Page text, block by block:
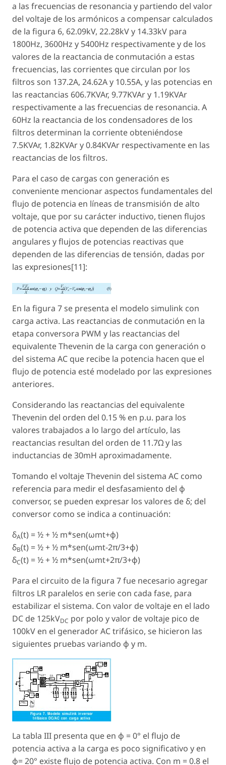
a las frecuencias de resonancia y partiendo del valor
del voltaje de los armónicos a compensar calculados
de la figura 6, 62.09kV, 22.28kV y 14.33kV para
1800Hz, 3600Hz y 5400Hz respectivamente y de los
valores de la reactancia de conmutación a estas
frecuencias, las corrientes que circulan por los
filtros son 137.2A, 24.62A y 10.55A, y las potencias en
las reactancias 606.7KVAr, 9.77KVAr y 1.19KVAr
respectivamente a las frecuencias de resonancia. A
60Hz la reactancia de los condensadores de los
filtros determinan la corriente obteniéndose
7.5KVAr, 1.82KVAr y 0.84KVAr respectivamente en las
reactancias de los filtros.
Para el caso de cargas con generación es
conveniente mencionar aspectos fundamentales del
flujo de potencia en líneas de transmisión de alto
voltaje, que por su carácter inductivo, tienen flujos
de potencia activa que dependen de las diferencias
angulares y flujos de potencias reactivas que
dependen de las diferencias de tensión, dadas por
las expresiones[11]:
En la figura 7 se presenta el modelo simulink con
carga activa. Las reactancias de conmutación en la
etapa conversora PWM y las reactancias del
equivalente Thevenin de la carga con generación o
del sistema AC que recibe la potencia hacen que el
flujo de potencia esté modelado por las expresiones
anteriores.
Considerando las reactancias del equivalente
Thevenin del orden del 0.15 % en p.u. para los
valores trabajados a lo largo del artículo, las
reactancias resultan del orden de 11.7Ω y las
inductancias de 30mH aproximadamente.
Tomando el voltaje Thevenin del sistema AC como
referencia para medir el desfasamiento del φ
conversor, se pueden expresar los valores de δ; del
conversor como se indica a continuación:
δA(t) = ½ + ½ m*sen(ωmt+φ)
δB(t) = ½ + ½ m*sen(ωmt-2π/3+φ)
δC(t) = ½ + ½ m*sen(ωmt+2π/3+φ)
Para el circuito de la figura 7 fue necesario agregar
filtros LR paralelos en serie con cada fase, para
estabilizar el sistema. Con valor de voltaje en el lado
DC de 125kVDC por polo y valor de voltaje pico de
100kV en el generador AC trifásico, se hicieron las
siguientes pruebas variando φ y m.
La tabla III presenta que en φ = 0° el flujo de
potencia activa a la carga es poco significativo y en
φ= 20° existe flujo de potencia activa. Con m = 0.8 el